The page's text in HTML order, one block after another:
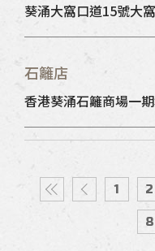
葵涌大窩口道15號大
石籬店
香港葵涌石籬商場一
1 2
8